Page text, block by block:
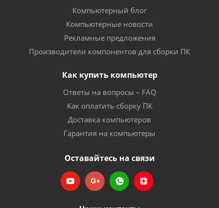
Компьютерный блог
Компьютерные новости
Рекламные предложения
Производители компонентов для сборки ПК
Как купить компьютер
Ответы на вопросы – FAQ
Как оплатить сборку ПК
Доставка компьютеров
Гарантия на компьютеры
Оставайтесь на связи